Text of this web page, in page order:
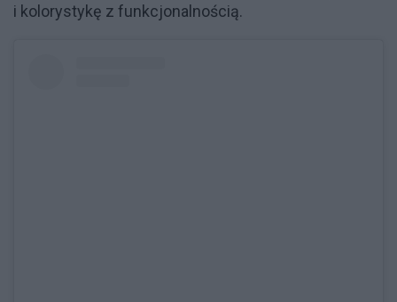
i kolorystykę z funkcjonalnością.